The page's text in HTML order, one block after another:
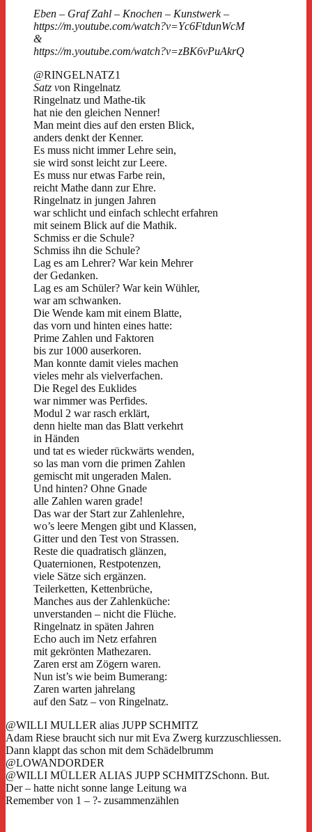
Eben – Graf Zahl – Knochen – Kunstwerk –
https://m.youtube.com/watch?v=Yc6FtdunWcM
&
https://m.youtube.com/watch?v=zBK6vPuAkrQ
@RINGELNATZ1
Satz von Ringelnatz
Ringelnatz und Mathe-tik
hat nie den gleichen Nenner!
Man meint dies auf den ersten Blick,
anders denkt der Kenner.
Es muss nicht immer Lehre sein,
sie wird sonst leicht zur Leere.
Es muss nur etwas Farbe rein,
reicht Mathe dann zur Ehre.
Ringelnatz in jungen Jahren
war schlicht und einfach schlecht erfahren
mit seinem Blick auf die Mathik.
Schmiss er die Schule?
Schmiss ihn die Schule?
Lag es am Lehrer? War kein Mehrer
der Gedanken.
Lag es am Schüler? War kein Wühler,
war am schwanken.
Die Wende kam mit einem Blatte,
das vorn und hinten eines hatte:
Prime Zahlen und Faktoren
bis zur 1000 auserkoren.
Man konnte damit vieles machen
vieles mehr als vielverfachen.
Die Regel des Euklides
war nimmer was Perfides.
Modul 2 war rasch erklärt,
denn hielte man das Blatt verkehrt
in Händen
und tat es wieder rückwärts wenden,
so las man vorn die primen Zahlen
gemischt mit ungeraden Malen.
Und hinten? Ohne Gnade
alle Zahlen waren grade!
Das war der Start zur Zahlenlehre,
wo’s leere Mengen gibt und Klassen,
Gitter und den Test von Strassen.
Reste die quadratisch glänzen,
Quaternionen, Restpotenzen,
viele Sätze sich ergänzen.
Teilerketten, Kettenbrüche,
Manches aus der Zahlenküche:
unverstanden – nicht die Flüche.
Ringelnatz in späten Jahren
Echo auch im Netz erfahren
mit gekrönten Mathezaren.
Zaren erst am Zögern waren.
Nun ist’s wie beim Bumerang:
Zaren warten jahrelang
auf den Satz – von Ringelnatz.
@WILLI MULLER alias JUPP SCHMITZ
Adam Riese braucht sich nur mit Eva Zwerg kurzzuschliessen.
Dann klappt das schon mit dem Schädelbrumm
@LOWANDORDER
@WILLI MÜLLER ALIAS JUPP SCHMITZSchonn. But.
Der – hatte nicht sonne lange Leitung wa
Remember von 1 – ?- zusammenzählen